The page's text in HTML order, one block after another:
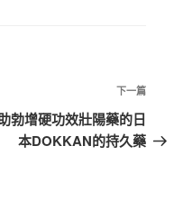
下
篇
下一篇
勃增硬功效壯陽藥的日
本DOKKAN的持久藥